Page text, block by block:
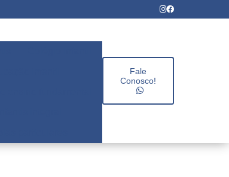
Fale
Conosco!